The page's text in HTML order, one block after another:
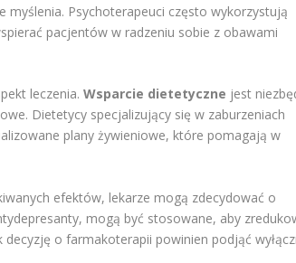
Psychoterapeuci często wykorzystują
pacjentów w radzeniu sobie z obawami
leczenia.Wsparcie dietetyczne jest
Dietetycy specjalizujący się w zaburzeniach
plany żywieniowe, które pomagają w
efektów, lekarze mogą zdecydować o
mogą być stosowane, aby
o farmakoterapii powinien podjąć